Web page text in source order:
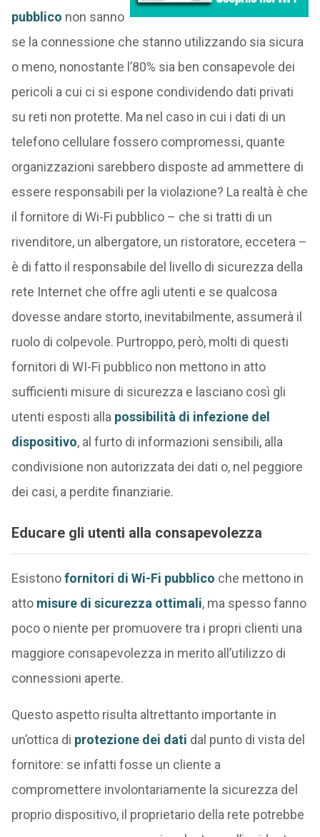
pubblico non sanno
se la connessione che stanno utilizzando sia sicura
o meno, nonostante l’80% sia ben consapevole dei
pericoli a cui ci si espone condividendo dati privati
su reti non protette. Ma nel caso in cui i dati di un
telefono cellulare fossero compromessi, quante
organizzazioni sarebbero disposte ad ammettere di
essere responsabili per la violazione? La realtà è che
il fornitore di Wi-Fi pubblico – che si tratti di un
rivenditore, un albergatore, un ristoratore, eccetera –
è di fatto il responsabile del livello di sicurezza della
rete Internet che offre agli utenti e se qualcosa
dovesse andare storto, inevitabilmente, assumerà il
ruolo di colpevole. Purtroppo, però, molti di questi
fornitori di WI-Fi pubblico non mettono in atto
sufficienti misure di sicurezza e lasciano così gli
utenti esposti alla possibilità di infezione del
dispositivo, al furto di informazioni sensibili, alla
condivisione non autorizzata dei dati o, nel peggiore
dei casi, a perdite finanziarie.
Educare gli utenti alla consapevolezza
Esistonofornitori di Wi-Fi pubblico che mettono in
atto misure di sicurezza ottimali, ma spesso fanno
poco o niente per promuovere tra i propri clienti una
maggiore consapevolezza in merito all’utilizzo di
connessioni aperte.
Questo aspetto risulta altrettanto importante in
un’ottica di protezione dei dati dal punto di vista del
fornitore: se infatti fosse un cliente a
compromettere involontariamente la sicurezza del
proprio dispositivo, il proprietario della rete potrebbe